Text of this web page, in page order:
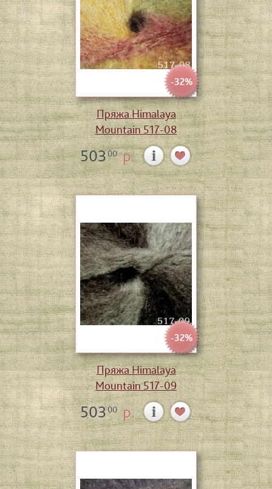
-32%
Пряжа Himalaya
Mountain 517-08
50300р.
-32%
Пряжа Himalaya
Mountain 517-09
50300р.